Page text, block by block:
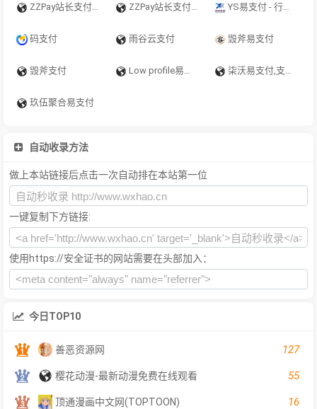
ZZPay站长支付 - 专为个人站长及中小开发者服务的免签约易支付平台 ZZPay站长支付 - 行业领先的免签约免费易支付平台 YS易支付 - 行业领先的免签约支付平台
码支付 雨谷云支付 毁斧易支付
毁斧支付 Low profile易支付 - 行业领先的免签约支付平台 - 毁斧 柒沃易支付,支付宝免签约即时到账,财付通免签约,微信免签约支付,QQ钱包免签约,免签约支付
玖伍聚合易支付
自动收录方法
做上本站链接后点击一次自动排在本站第一位
一键复制下方链接:
使用https://安全证书的网站需要在头部加入：
今日TOP10
善恶资源网 127
樱花动漫-最新动漫免费在线观看 55
顶通漫画中文网(TOPTOON) 16